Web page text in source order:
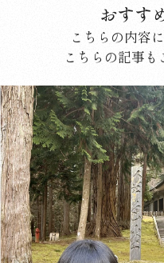
おすす
こちらの内容
こちらの記事も